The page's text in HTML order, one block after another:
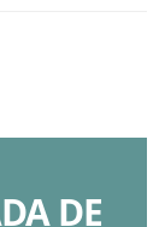
DE